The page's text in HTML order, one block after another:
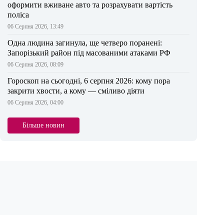
оформити вживане авто та розрахувати вартість
поліса
06 Серпня 2026, 13:49
Одна людина загинула, ще четверо поранені:
Запорізький район під масованими атаками РФ
06 Серпня 2026, 08:09
Гороскоп на сьогодні, 6 серпня 2026: кому пора
закрити хвости, а кому — сміливо діяти
06 Серпня 2026, 04:00
Більше новин